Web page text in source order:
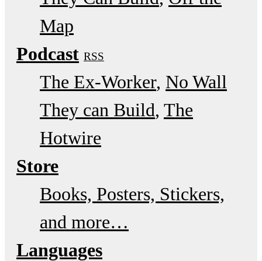
Map
Podcast RSS
The Ex-Worker No Wall
They can Build The
Hotwire
Store
Books, Posters, Stickers,
and more…
Languages